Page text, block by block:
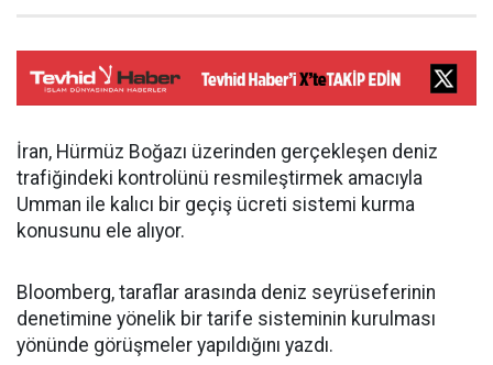
İran, Hürmüz Boğazı üzerinden gerçekleşen deniz
trafiğindeki kontrolünü resmileştirmek amacıyla
Umman ile kalıcı bir geçiş ücreti sistemi kurma
konusunu ele alıyor.
Bloomberg, taraflar arasında deniz seyrüseferinin
denetimine yönelik bir tarife sisteminin kurulması
yönünde görüşmeler yapıldığını yazdı.